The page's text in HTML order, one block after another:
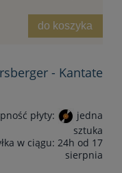
do koszyka
- Kantate
płyty:
jedna
sztuka
w ciągu: 24h od 17
sierpnia